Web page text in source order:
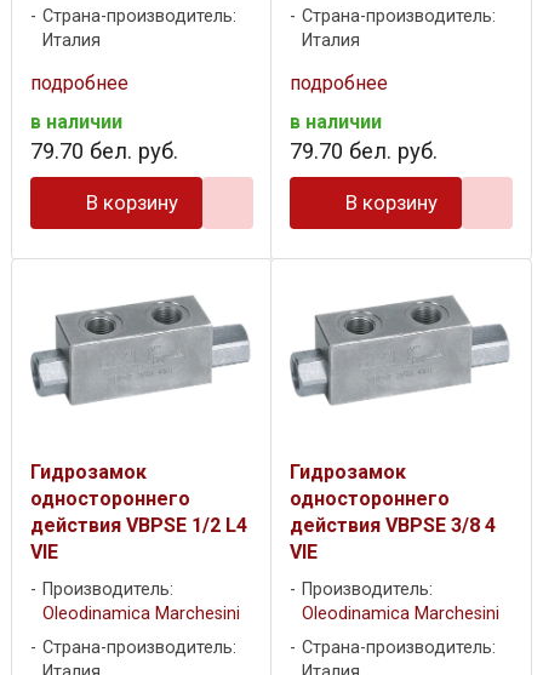
Страна-производитель:
Италия
подробнее
в наличии
79.70 бел. руб.
В корзину
Страна-производитель:
Италия
подробнее
в наличии
79.70 бел. руб.
В корзину
Гидрозамок
одностороннего
действия VBPSE 1/2 L4
VIE
Производитель:
Oleodinamica Marchesini
Страна-производитель:
Гидрозамок
одностороннего
действия VBPSE 3/8 4
VIE
Производитель:
Oleodinamica Marchesini
Страна-производитель: